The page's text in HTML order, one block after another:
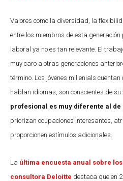
Valores como la diversidad, la
entre los miembros de esta
laboral ya no es tan relevante. El
muy caro a otras generaciones
término. Los jóvenes millenials cuentan
hablan idiomas, son conscientes de su
profesional es muy diferente al de
priorizan ocupaciones interesantes,
proporcionen estímulos adicionales.
La última encuesta anual sobre
consultora Deloitte destaca que en